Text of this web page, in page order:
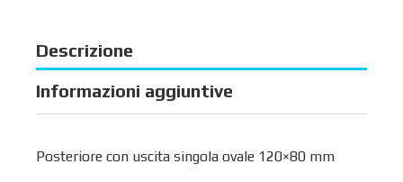
Descrizione
Informazioni aggiuntive
Posteriore con uscita singola ovale 120×80 mm